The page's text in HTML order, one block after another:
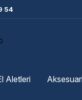
54
Aletleri